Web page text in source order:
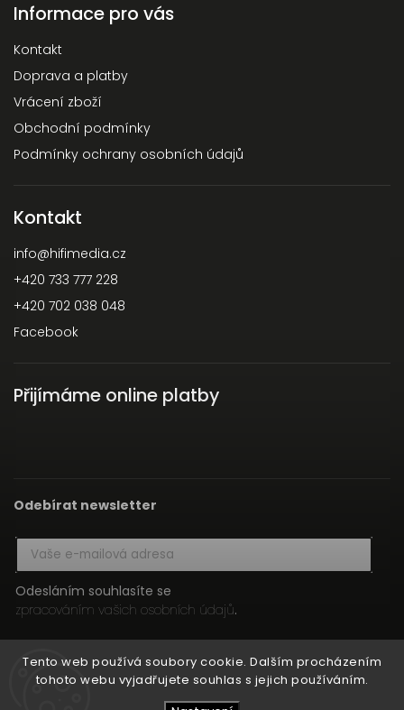
Tento web používá soubory cookie. Dalším procházením
tohoto webu vyjadřujete souhlas s jejich používáním.
Informace pro vás
Kontakt
Doprava a platby
Vrácení zboží
Obchodní podmínky
Podmínky ochrany osobních údajů
Kontakt
info@hifimedia.cz
+420 733 777 228
+420 702 038 048
Facebook
Přijímáme online platby
Odebírat newsletter
Odesláním souhlasíte se
zpracováním vašich osobních údajů.